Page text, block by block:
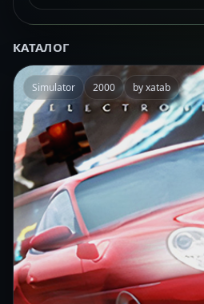
КАТАЛОГ
Simulator 2000 by xatab